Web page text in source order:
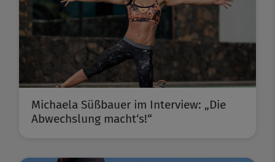
Michaela Süßbauer im Interview: „Die
Abwechslung macht‘s!“